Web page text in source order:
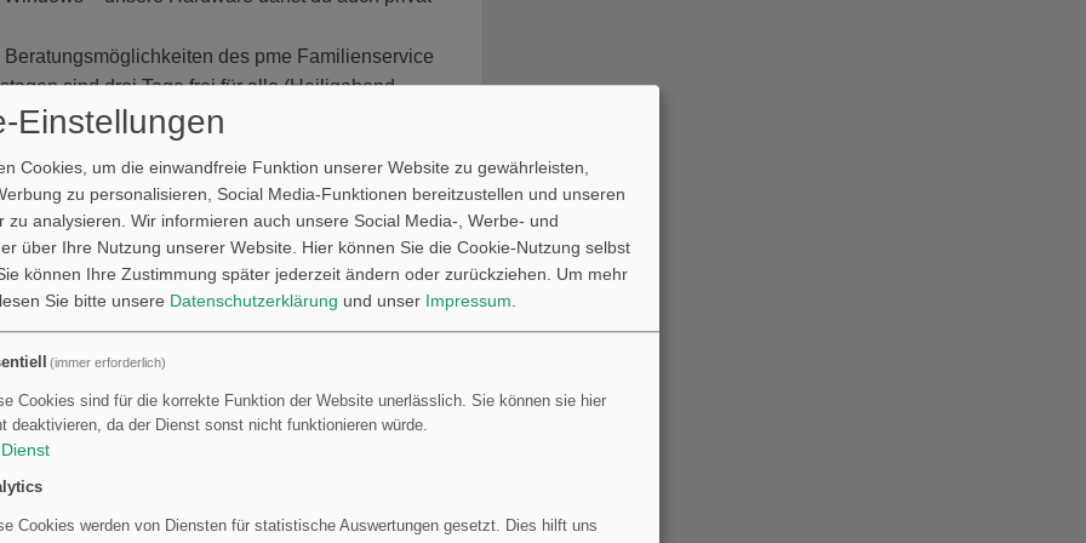
Beratungsmöglichkeiten des pme Familienservice
sind drei Tage frei für alle (Heiligabend,
durchzuatmen
denkwerker:innen, die dir zum Start in deinen
stehen
Art
frischer Kaffee oder auch Obst und Gemüse - für
auch nicht! Wir suchen dich ab sofort, sind aber
Gehaltsvorstellungen
Überrasche uns gerne mit deiner Kreativität
eigene Art vor. Wir sind gespannt!
Einstellungen
Cookies, um die einwandfreie Funktion unserer Website zu gewährleisten,
zu personalisieren, Social Media-Funktionen bereitzustellen und unseren
zu analysieren. Wir informieren auch unsere Social Media-, Werbe- und
über Ihre Nutzung unserer Website. Hier können Sie die Cookie-Nutzung selbst
können Ihre Zustimmung später jederzeit ändern oder zurückziehen.
Um mehr
Sie bitte unsere Datenschutzerklärung und unser Impressum
(immer erforderlich)
Cookies sind für die korrekte Funktion der Website unerlässlich. Sie können sie hier
deaktivieren, da der Dienst sonst nicht funktionieren würde.
Dienst
Cookies werden von Diensten für statistische Auswertungen gesetzt. Dies hilft uns